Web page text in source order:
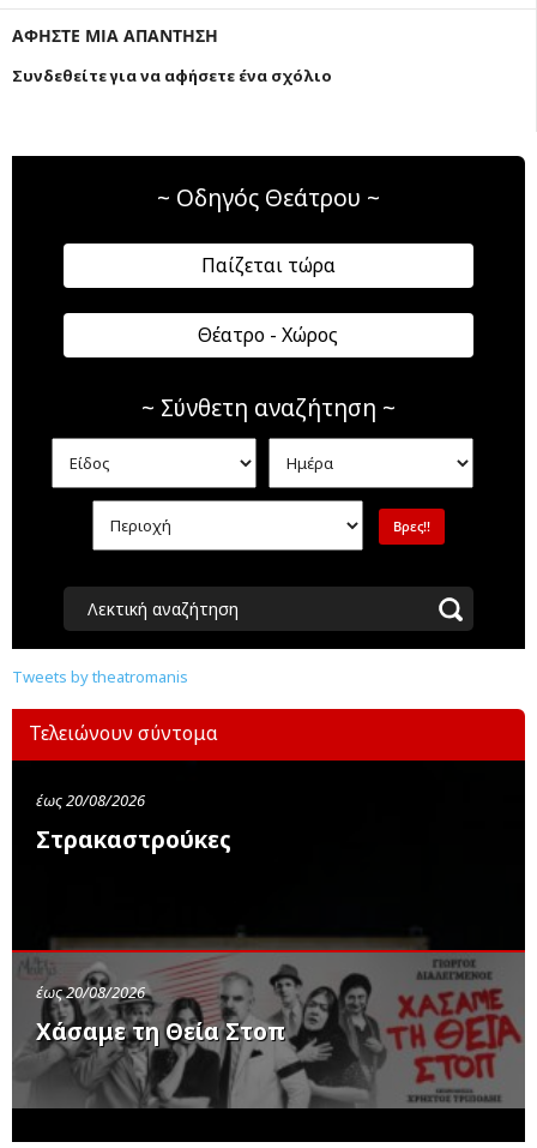
ΑΦΗΣΤΕ ΜΙΑ ΑΠΑΝΤΗΣΗ
Συνδεθείτε για να αφήσετε ένα σχόλιο
~ Οδηγός Θεάτρου ~
Παίζεται τώρα
Θέατρο - Χώρος
~ Σύνθετη αναζήτηση ~
Λεκτική αναζήτηση
Tweets by theatromanis
Τελειώνουν σύντομα
έως 20/08/2026
Στρακαστρούκες
έως 20/08/2026
Χάσαμε τη Θεία Στοπ